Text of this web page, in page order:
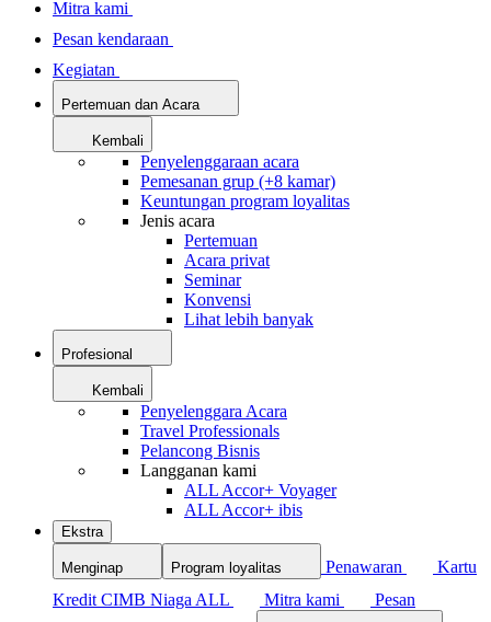
Mitra kami
Pesan kendaraan
Kegiatan
Pertemuan dan Acara
Kembali
Penyelenggaraan acara
Pemesanan grup (+8 kamar)
Keuntungan program loyalitas
Jenis acara
Pertemuan
Acara privat
Seminar
Konvensi
Lihat lebih banyak
Profesional
Kembali
Penyelenggara Acara
Travel Professionals
Pelancong Bisnis
Langganan kami
ALL Accor+ Voyager
ALL Accor+ ibis
Ekstra
Menginap Program loyalitas Penawaran
Kartu
Kredit CIMB Niaga ALL
Mitra kami
Pesan